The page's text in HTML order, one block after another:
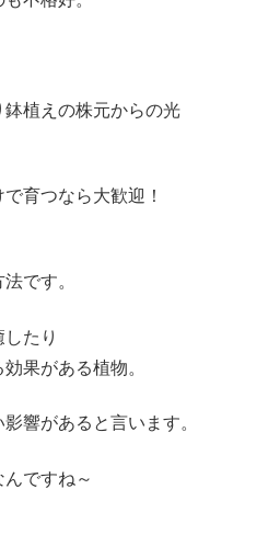
植えの株元からの光
育つなら大歓迎！
です。
たり
果がある植物。
響があると言います。
ですね～